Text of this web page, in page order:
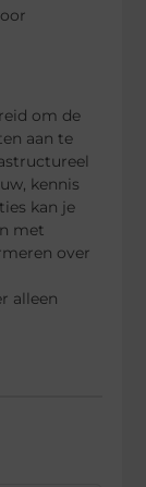
om de
aan te
kennis
kan je
met
over
alleen